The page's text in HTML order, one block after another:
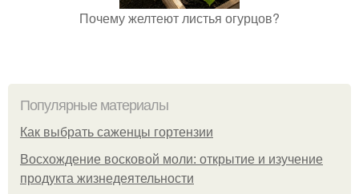
Почему желтеют листья огурцов?
Популярные материалы
Как выбрать саженцы гортензии
Восхождение восковой моли: открытие и изучение
продукта жизнедеятельности